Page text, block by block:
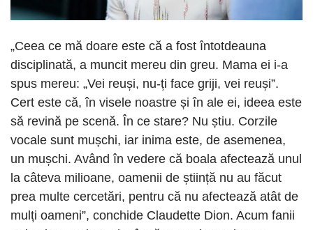
„Ceea ce mă doare este că a fost întotdeauna
disciplinată, a muncit mereu din greu. Mama ei i-a
spus mereu: „Vei reuși, nu-ți face griji, vei reuși”.
Cert este că, în visele noastre și în ale ei, ideea este
să revină pe scenă. În ce stare? Nu știu. Corzile
vocale sunt mușchi, iar inima este, de asemenea,
un mușchi. Având în vedere că boala afectează unul
la câteva milioane, oamenii de știință nu au făcut
prea multe cercetări, pentru că nu afectează atât de
mulți oameni”, conchide Claudette Dion. Acum fanii